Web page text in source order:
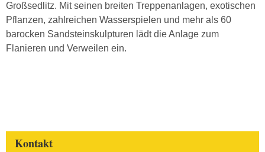
Großsedlitz. Mit seinen breiten Treppenanlagen, exotischen
Pflanzen, zahlreichen Wasserspielen und mehr als 60
barocken Sandsteinskulpturen lädt die Anlage zum
Flanieren und Verweilen ein.
Kontakt